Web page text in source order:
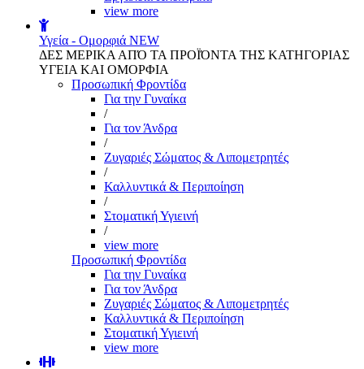
view more
Υγεία - Ομορφιά NEW
ΔΕΣ ΜΕΡΙΚΑ ΑΠΌ ΤΑ ΠΡΟΪΌΝΤΑ ΤΗΣ ΚΑΤΗΓΟΡΙΑΣ
ΥΓΕΙΑ ΚΑΙ ΟΜΟΡΦΙΑ
Προσωπική Φροντίδα
Για την Γυναίκα
/
Για τον Άνδρα
/
Ζυγαριές Σώματος & Λιπομετρητές
/
Καλλυντικά & Περιποίηση
/
Στοματική Υγιεινή
/
view more
Προσωπική Φροντίδα
Για την Γυναίκα
Για τον Άνδρα
Ζυγαριές Σώματος & Λιπομετρητές
Καλλυντικά & Περιποίηση
Στοματική Υγιεινή
view more